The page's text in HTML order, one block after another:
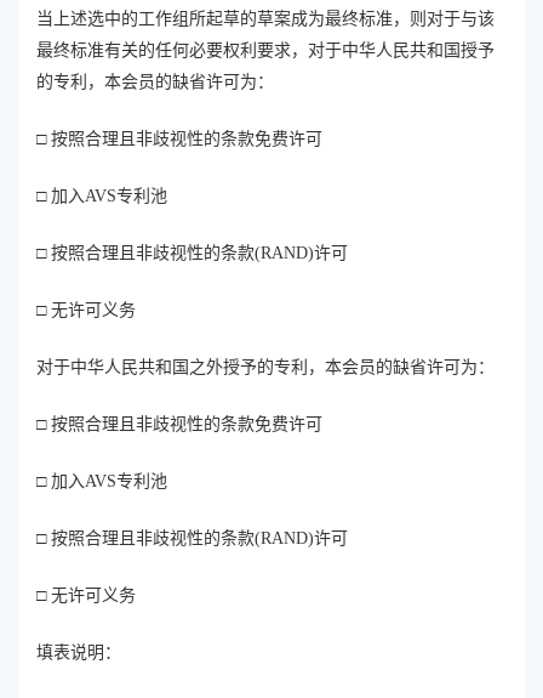
当上述选中的工作组所起草的草案成为最终标准，则对于与该
最终标准有关的任何必要权利要求，对于中华人民共和国授予
的专利，本会员的缺省许可为：
□ 按照合理且非歧视性的条款免费许可
□ 加入AVS专利池
□ 按照合理且非歧视性的条款(RAND)许可
□ 无许可义务
对于中华人民共和国之外授予的专利，本会员的缺省许可为：
□ 按照合理且非歧视性的条款免费许可
□ 加入AVS专利池
□ 按照合理且非歧视性的条款(RAND)许可
□ 无许可义务
填表说明：